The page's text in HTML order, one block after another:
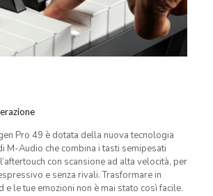
Pro 49 è dotata della nuova tecnologia
M-Audio che combina i tasti semipesati
con scansione ad alta velocità, per
e senza rivali. Trasformare in
e le tue emozioni non è mai stato così facile.